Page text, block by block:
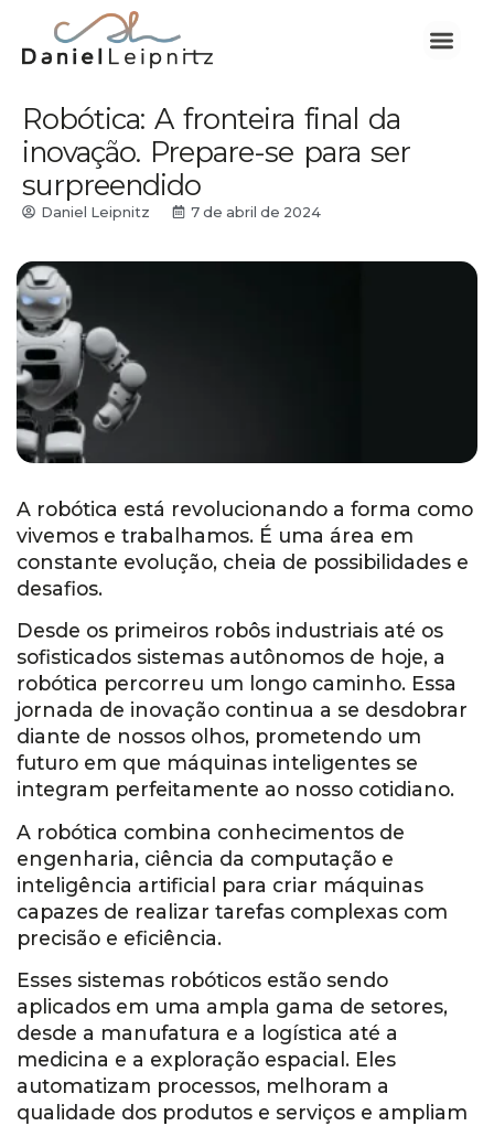
Robótica: A fronteira final da
inovação. Prepare-se para ser
surpreendido
Daniel Leipnitz 7 de abril de 2024
A robótica está revolucionando a forma como
vivemos e trabalhamos. É uma área em
constante evolução, cheia de possibilidades e
desafios.
Desde os primeiros robôs industriais até os
sofisticados sistemas autônomos de hoje, a
robótica percorreu um longo caminho. Essa
jornada de inovação continua a se desdobrar
diante de nossos olhos, prometendo um
futuro em que máquinas inteligentes se
integram perfeitamente ao nosso cotidiano.
A robótica combina conhecimentos de
engenharia, ciência da computação e
inteligência artificial para criar máquinas
capazes de realizar tarefas complexas com
precisão e eficiência.
Esses sistemas robóticos estão sendo
aplicados em uma ampla gama de setores,
desde a manufatura e a logística até a
medicina e a exploração espacial. Eles
automatizam processos, melhoram a
qualidade dos produtos e serviços e ampliam